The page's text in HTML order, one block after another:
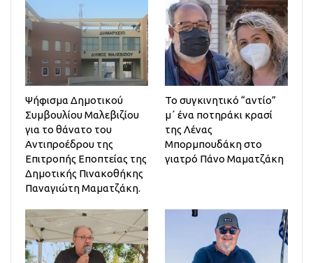
Ψήφισμα Δημοτικού
Συμβουλίου Μαλεβιζίου
για το θάνατο του
Αντιπροέδρου της
Επιτροπής Εποπτείας της
Δημοτικής Πινακοθήκης
Παναγιώτη Μαματζάκη.
Το συγκινητικό “αντίο”
μ΄ ένα ποτηράκι κρασί
της Λένας
Μπορμπουδάκη στο
γιατρό Πάνο Μαματζάκη